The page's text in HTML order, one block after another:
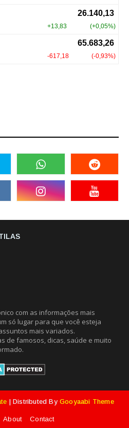
com as informações mais
só lugar para que você esteja
mais variados.
de famosos, dicas, saúde e muito
| Distributed ByGooyaabi Theme
About Contact